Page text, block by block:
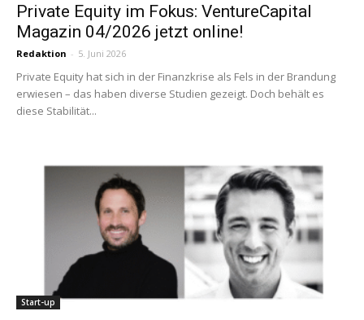
Private Equity im Fokus: VentureCapital
Magazin 04/2026 jetzt online!
Redaktion - 5. Juni 2026
Private Equity hat sich in der Finanzkrise als Fels in der Brandung
erwiesen – das haben diverse Studien gezeigt. Doch behält es
diese Stabilität...
Start-up